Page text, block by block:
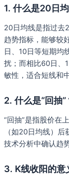
1. 什么是20日
20日均线是指过去
趋势指标，能够较
日、10日等短期均
扰；而相比60日、
敏性，适合短线和
2. 什么是“回抽”
“回抽”是指股价在
（如20日均线）
技术分析中确认趋
3. K线收阳的意